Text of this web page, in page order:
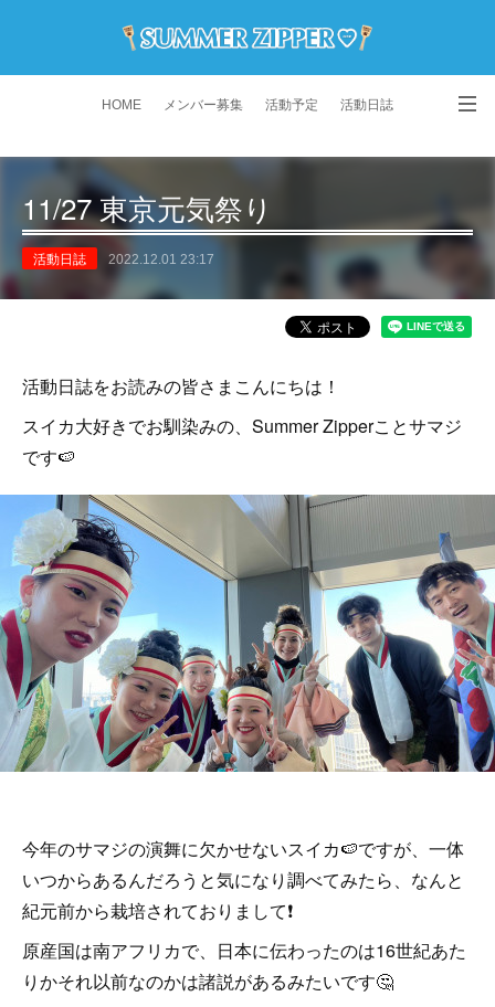
HOME メンバー募集 活動予定 活動日誌
よくある質問 Instagram
11/27 東京元気祭り
活動日誌 2022.12.01 23:17
活動日誌をお読みの皆さまこんにちは！
スイカ大好きでお馴染みの、Summer Zipperことサマジ
です🍉
今年のサマジの演舞に欠かせないスイカ🍉ですが、一体
いつからあるんだろうと気になり調べてみたら、なんと
紀元前から栽培されておりまして❗️
原産国は南アフリカで、日本に伝わったのは16世紀あた
りかそれ以前なのかは諸説があるみたいです🤔